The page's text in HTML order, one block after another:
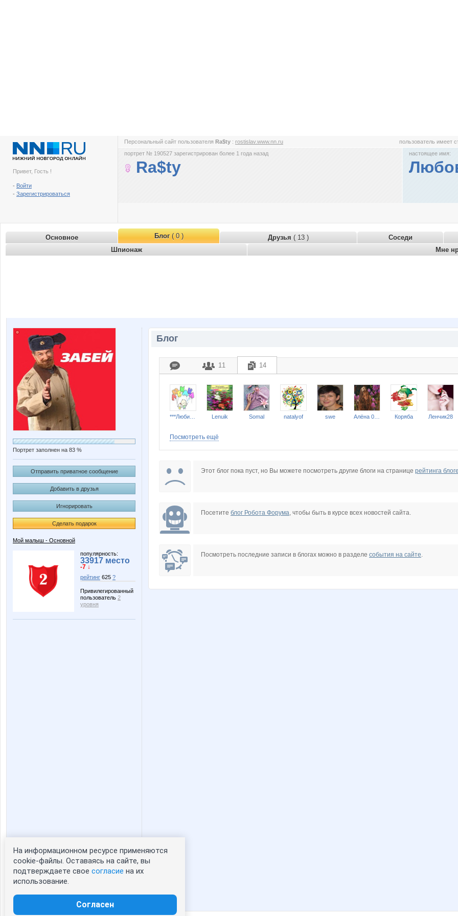
Привет, Гость !
- Войти
- Зарегистрироваться
Персональный сайт пользователя Ra$ty : rostislav.www.nn.ru пользователь имеет
портрет № 190527 зарегистрирован более 1 года назад
Ra$ty
настоящее имя:
Основное Блог( 0 ) Друзья ( 13 ) Соседи
Шпионаж
Мне
Портрет заполнен на 83 %
Отправить приватное сообщение
Добавить в друзья
Игнорировать
Сделать подарок
Мой малыш - Основной
популярность:
33917 место
-7 ↓
рейтинг 625 ?
Привилегированный
пользователь 2
уровня
Статистика портрета:
сейчас просматривают портрет - 0
зарегистрированные пользователи
Блог
11 14
Lenuik Somal natalyof swe Коряба Ленчик28
Посмотреть ещё
Этот блог пока пуст, но Вы можете посмотреть другие блоги на странице рейтинга
Посетите блог Робота Форума, чтобы быть в курсе всех новостей сайта.
Посмотреть последние записи в блогах можно в разделе события на сайте.
На информационном ресурсе применяются
cookie-файлы. Оставаясь на сайте, вы
подтверждаете свое согласие на их
использование.
Согласен